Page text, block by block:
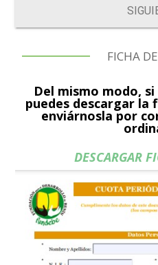
FICHA
Del mismo modo,
puedes descargar la
enviárnosla por
DESCARGAR